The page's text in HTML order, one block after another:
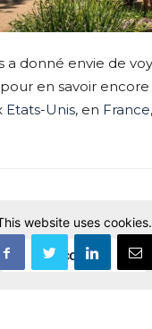
a donné envie de
en savoir encore
Etats-Unis, en France
website uses cookies.
Accept